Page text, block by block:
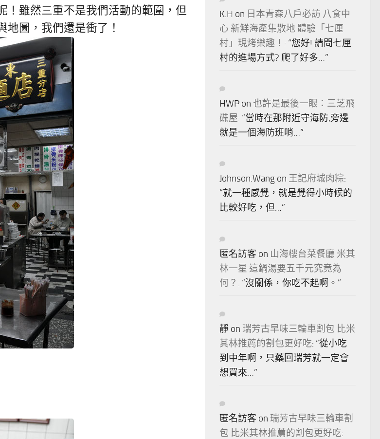
！雖然三重不是我們活動的範圍，但
圖，我們還是衝了！
K.H on 日本青森八戶必訪 八食中
心 新鮮海產集散地 體驗「七厘
村」現烤樂趣！ : “您好! 請問七厘
村的進場方式? 爬了好多…”
HWP on 也許是最後一眼：三芝飛
碟屋: “當時在那附近守海防,旁邊
就是一個海防班哨…”
Johnson.Wang on 王記府城肉粽:
“就一種感覺，就是覺得小時候的
比較好吃，但…”
匿名訪客 on 山海樓台菜餐廳 米其
林一星 這鍋湯要五千元究竟為
何？ : “沒關係，你吃不起啊。 ”
靜 on 瑞芳古早味三輪車割包 比米
其林推薦的割包更好吃: “從小吃
到中年啊，只藥回瑞芳就一定會
想買來…”
匿名訪客 on 瑞芳古早味三輪車割
包 比米其林推薦的割包更好吃: